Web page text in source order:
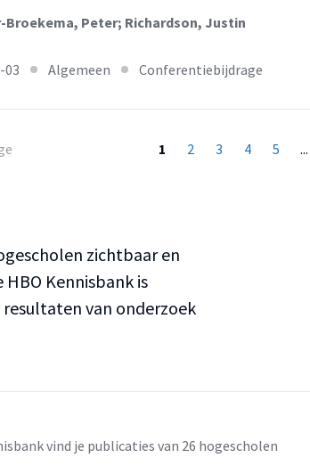
Broekema, Peter; Richardson, Justin
03 Algemeen Conferentiebijdrage
1 2 3 4 5 ...
zichtbaar en
Kennisbank is
van onderzoek
vind je publicaties van 26 hogescholen